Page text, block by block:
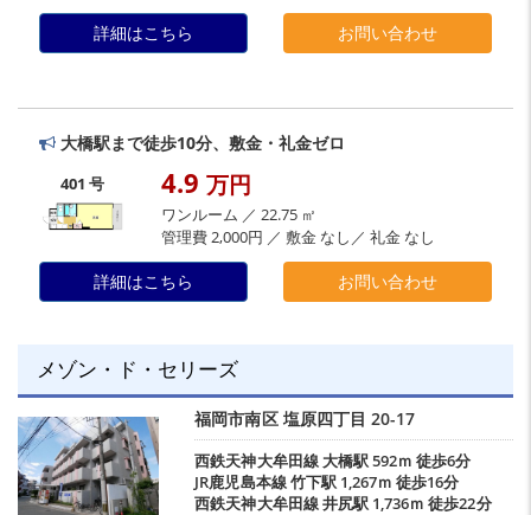
詳細はこちら お問い合わせ
大橋駅まで徒歩10分、敷金・礼金ゼロ
401 号 4.9 万円
ワンルーム ／ 22.75 ㎡
管理費 2,000円 ／ 敷金 なし／ 礼金 なし
詳細はこちら お問い合わせ
メゾン・ド・セリーズ
福岡市南区 塩原四丁目 20-17
西鉄天神大牟田線大橋駅592ｍ 徒歩6分
JR鹿児島本線竹下駅1,267ｍ 徒歩16分
西鉄天神大牟田線井尻駅1,736ｍ 徒歩22分